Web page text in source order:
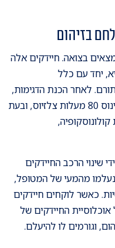
בזיהום
בצואה. חיידקים אלה
יחד עם כלל
לאחר הכנת הדגימות,
מוקפא נוזל הצואה בטמפרטורה של מינוס 80 מעלות צלזיוס, ובעת
שינוי הרכב החיידקים
מהמעי של המטופל,
כאשר לוקחים חיידקים
החיידקים של
וגורמים לו להיעלם.